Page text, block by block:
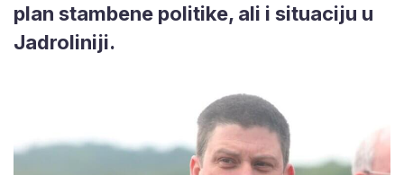
plan stambene politike, ali i situaciju u
Jadroliniji.